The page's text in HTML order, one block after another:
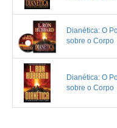
Dianética: O
sobre o Corpo
Dianética: O
sobre o Corpo